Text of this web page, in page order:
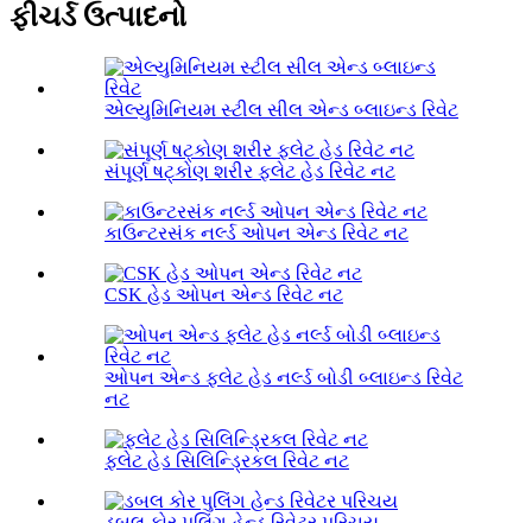
ફીચર્ડ ઉત્પાદનો
એલ્યુમિનિયમ સ્ટીલ સીલ એન્ડ બ્લાઇન્ડ રિવેટ
સંપૂર્ણ ષટ્કોણ શરીર ફ્લેટ હેડ રિવેટ નટ
કાઉન્ટરસંક નર્લ્ડ ઓપન એન્ડ રિવેટ નટ
CSK હેડ ઓપન એન્ડ રિવેટ નટ
ઓપન એન્ડ ફ્લેટ હેડ નર્લ્ડ બોડી બ્લાઇન્ડ રિવેટ
નટ
ફ્લેટ હેડ સિલિન્ડ્રિકલ રિવેટ નટ